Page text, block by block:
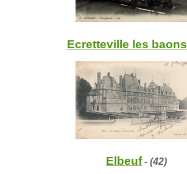
Ecretteville les baons
Elbeuf- (42)